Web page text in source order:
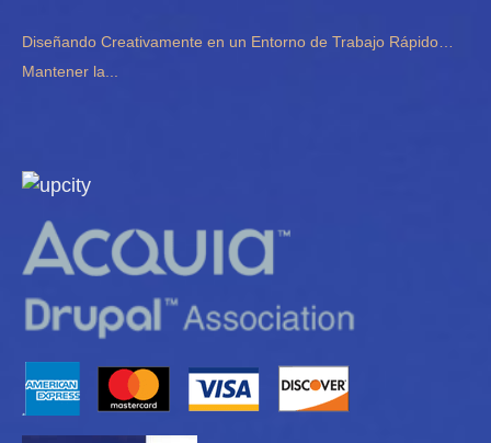
Diseñando Creativamente en un Entorno de Trabajo Rápido…
Mantener la...